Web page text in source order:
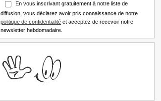
En vous inscrivant gratuitement à notre liste de
diffusion, vous déclarez avoir pris connaissance de notre
politique de confidentialité et acceptez de recevoir notre
newsletter hebdomadaire.